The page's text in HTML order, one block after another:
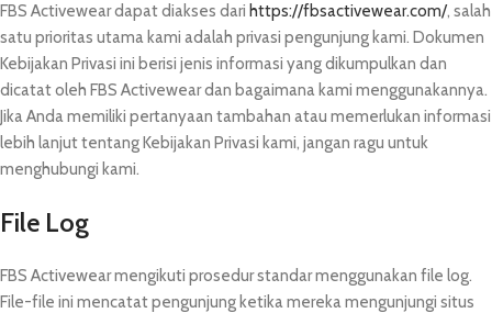
FBS Activewear dapat diakses dari https://fbsactivewear.com/, salah
satu prioritas utama kami adalah privasi pengunjung kami. Dokumen
Kebijakan Privasi ini berisi jenis informasi yang dikumpulkan dan
dicatat oleh FBS Activewear dan bagaimana kami menggunakannya.
Jika Anda memiliki pertanyaan tambahan atau memerlukan informasi
lebih lanjut tentang Kebijakan Privasi kami, jangan ragu untuk
menghubungi kami.
File Log
FBS Activewear mengikuti prosedur standar menggunakan file log.
File-file ini mencatat pengunjung ketika mereka mengunjungi situs